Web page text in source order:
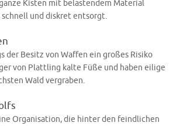
Kisten mit belastendem Material
und diskret entsorgt.
der Besitz von Waffen ein großes Risiko
von Plattling kalte Füße und haben eilige
Wald vergraben.
Organisation, die hinter den feindlichen